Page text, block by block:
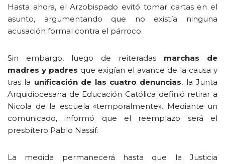
Hasta ahora, el Arzobispado evitó tomar cartas en el
asunto, argumentando que no existía ninguna
acusación formal contra el párroco.
Sin embargo, luego de reiteradas marchas de
madres y padres que exigían el avance de la causa y
tras la unificación de las cuatro denuncias, la Junta
Arquidiocesana de Educación Católica definió retirar a
Nicola de la escuela «temporalmente». Mediante un
comunicado, informó que el reemplazo será el
presbítero Pablo Nassif.
La medida permanecerá hasta que la Justicia